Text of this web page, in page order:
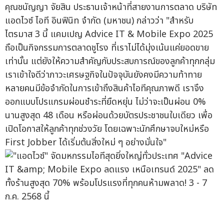
คุณชนัญญา จัยสิน ประธานเจ้าหน้าที่สายงานการตลาด บริษัท
แอดไวซ์ ไอที อินฟินิท จำกัด (มหาชน) กล่าวว่า "สำหรับ
ไตรมาส 3 นี้ แคมเปญ Advice IT & Mobile Expo 2025
ถือเป็นกิจกรรมการตลาดชูโรง ที่เราไม่ได้มุ่งเน้นแค่ยอดขาย
เท่านั้น แต่ยังให้ความสำคัญกับประสบการณ์ของลูกค้าทุกกลุ่ม
เราเข้าใจดีว่าภาวะเศรษฐกิจในปัจจุบันยังคงมีความท้าทาย
หลายคนมีข้อจำกัดในการเข้าถึงสินค้าไอทีคุณภาพดี เราจึง
ออกแบบโปรแกรมผ่อนชำระที่ยืดหยุ่น ไม่ว่าจะเป็นผ่อน 0%
นานสูงสุด 48 เดือน หรือผ่อนด้วยบัตรประชาชนใบเดียว เพื่อ
เปิดโอกาสให้ลูกค้าทุกช่วงวัย โดยเฉพาะนักศึกษาจบใหม่หรือ
First Jobber ได้เริ่มต้นสิ่งใหม่ ๆ อย่างมั่นใจ"